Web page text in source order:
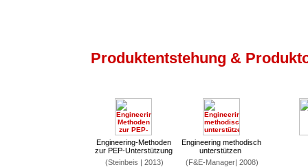
Produktentstehung &
Engineering-Methoden
zur PEP-Unterstützung
Engineering methodisch
unterstützen
(Steinbeis | 2013)
(F&E-Manager| 2008)